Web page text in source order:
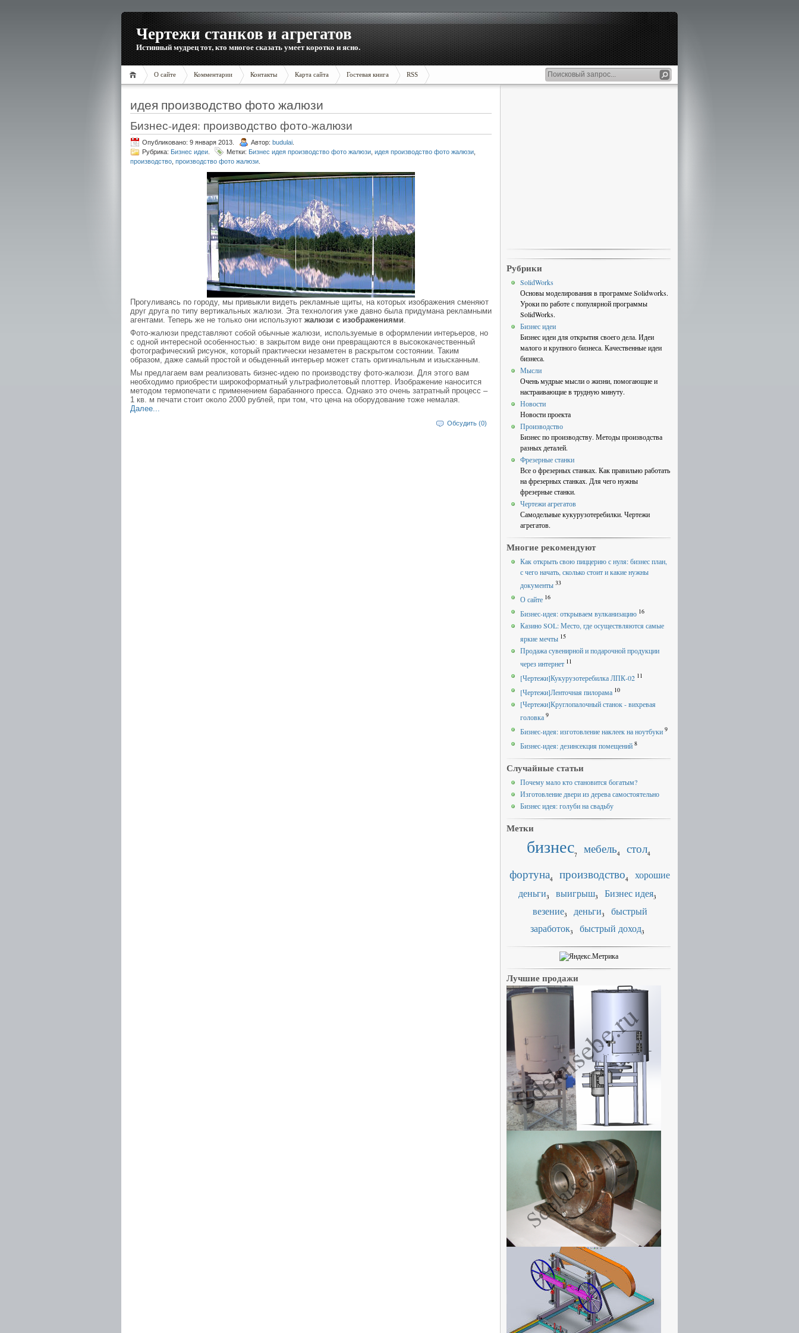
Чертежи станков и агрегатов
Истинный мудрец тот, кто многое сказать умеет коротко и ясно.
О сайте Комментарии Контакты Карта сайта Гостевая книга RSS
идея производство фото жалюзи
Бизнес-идея: производство фото-жалюзи
Опубликовано: 9 января 2013. Автор: budulai
Рубрика: Бизнес идеи Метки: Бизнес идея производство фото жалюзи идея производство фото жалюзи
производство производство фото жалюзи
Прогуливаясь по городу, мы привыкли видеть рекламные щиты, на которых изображения сменяют
друг друга по типу вертикальных жалюзи. Эта технология уже давно была придумана рекламными
агентами. Теперь же не только они используют жалюзи с изображениями.
Фото-жалюзи представляют собой обычные жалюзи, используемые в оформлении интерьеров, но
с одной интересной особенностью: в закрытом виде они превращаются в высококачественный
фотографический рисунок, который практически незаметен в раскрытом состоянии. Таким
образом, даже самый простой и обыденный интерьер может стать оригинальным и изысканным.
Мы предлагаем вам реализовать бизнес-идею по производству фото-жалюзи. Для этого вам
необходимо приобрести широкоформатный ультрафиолетовый плоттер. Изображение наносится
методом термопечати с применением барабанного пресса. Однако это очень затратный процесс –
1 кв. м печати стоит около 2000 рублей, при том, что цена на оборудование тоже немалая.
Далее...
Обсудить (0)
Рубрики
SolidWorks
Основы моделирования в программе Solidworks.
Уроки по работе с популярной программы
SolidWorks.
Бизнес идеи
Бизнес идеи для открытия своего дела. Идеи
малого и крупного бизнеса. Качественные идеи
бизнеса.
Мысли
Очень мудрые мысли о жизни, помогающие и
настраивающие в трудную минуту.
Новости
Новости проекта
Производство
Бизнес по производству. Методы производства
разных деталей.
Фрезерные станки
Все о фрезерных станках. Как правильно работать
на фрезерных станках. Для чего нужны
фрезерные станки.
Чертежи агрегатов
Самодельные кукурузотеребилки. Чертежи
агрегатов.
Многие рекомендуют
Как открыть свою пиццерию с нуля: бизнес план,
с чего начать, сколько стоит и какие нужны
документы 33
О сайте 16
Бизнес-идея: открываем вулканизацию 16
Казино SOL: Место, где осуществляются самые
яркие мечты 15
Продажа сувенирной и подарочной продукции
через интернет 11
[Чертежи]Кукурузотеребилка ЛПК-02 11
[Чертежи]Ленточная пилорама 10
[Чертежи]Круглопалочный станок - вихревая
головка 9
Бизнес-идея: изготовление наклеек на ноутбуки 9
Бизнес-идея: дезинсекция помещений 8
Случайные статьи
Почему мало кто становится богатым?
Изготовление двери из дерева самостоятельно
Бизнес идея: голуби на свадьбу
Метки
бизнес7 мебель4 стол4
фортуна4 производство4
хорошие
деньги3 выигрыш3 Бизнес идея3
везение3 деньги3
быстрый
заработок3 быстрый доход3
Лучшие продажи